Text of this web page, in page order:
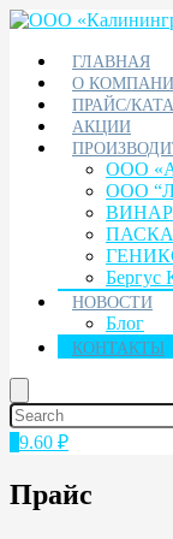
ГЛАВНАЯ
О
ПРАЙС/
АКЦИИ
ООО
ООО
ВИНАР
НОВОСТИ
Блог
КОНТАКТЫ
9.60 ₽
Прайс